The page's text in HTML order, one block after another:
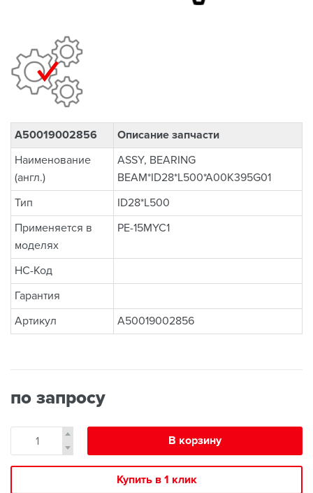
A50019002856
Описание запчасти
Наименование
(англ.)
ASSY, BEARING
BEAM*ID28*L500*A00K395G01
Тип
ID28*L500
Применяется в
моделях
PE-15MYC1
НС-Код
Гарантия
Артикул
A50019002856
по запросу
В корзину
Купить в 1 клик